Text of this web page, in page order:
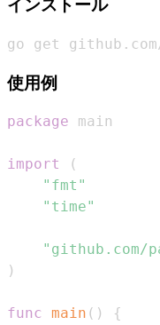
インストール
go get
使用例
package
import
(
"fmt"
"time"
"github.com/
)
func main ( )
{